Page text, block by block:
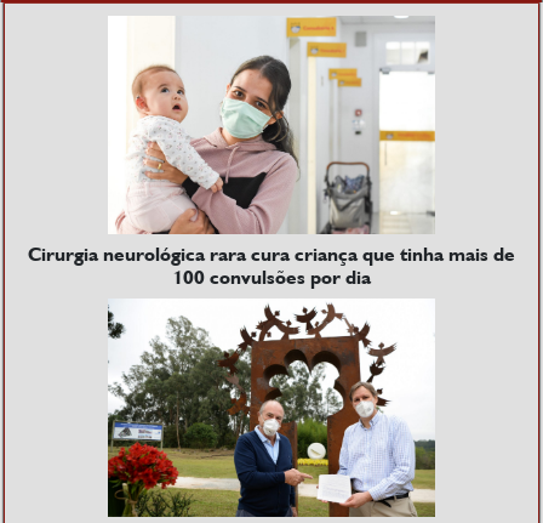
Cirurgia neurológica rara cura criança que tinha mais de
100 convulsões por dia